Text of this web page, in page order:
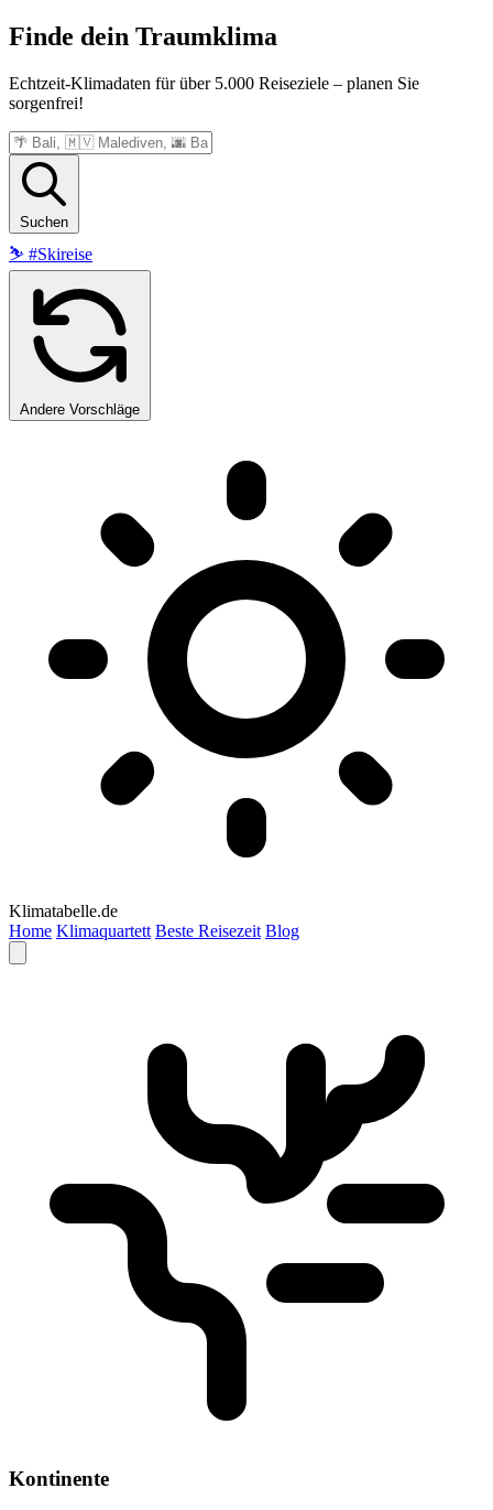
Finde dein Traumklima
Echtzeit-Klimadaten für über 5.000 Reiseziele – planen Sie
sorgenfrei!
Suchen
⛷️ #Skireise
Andere Vorschläge
Klimatabelle.de
Home Klimaquartett Beste Reisezeit Blog
Kontinente